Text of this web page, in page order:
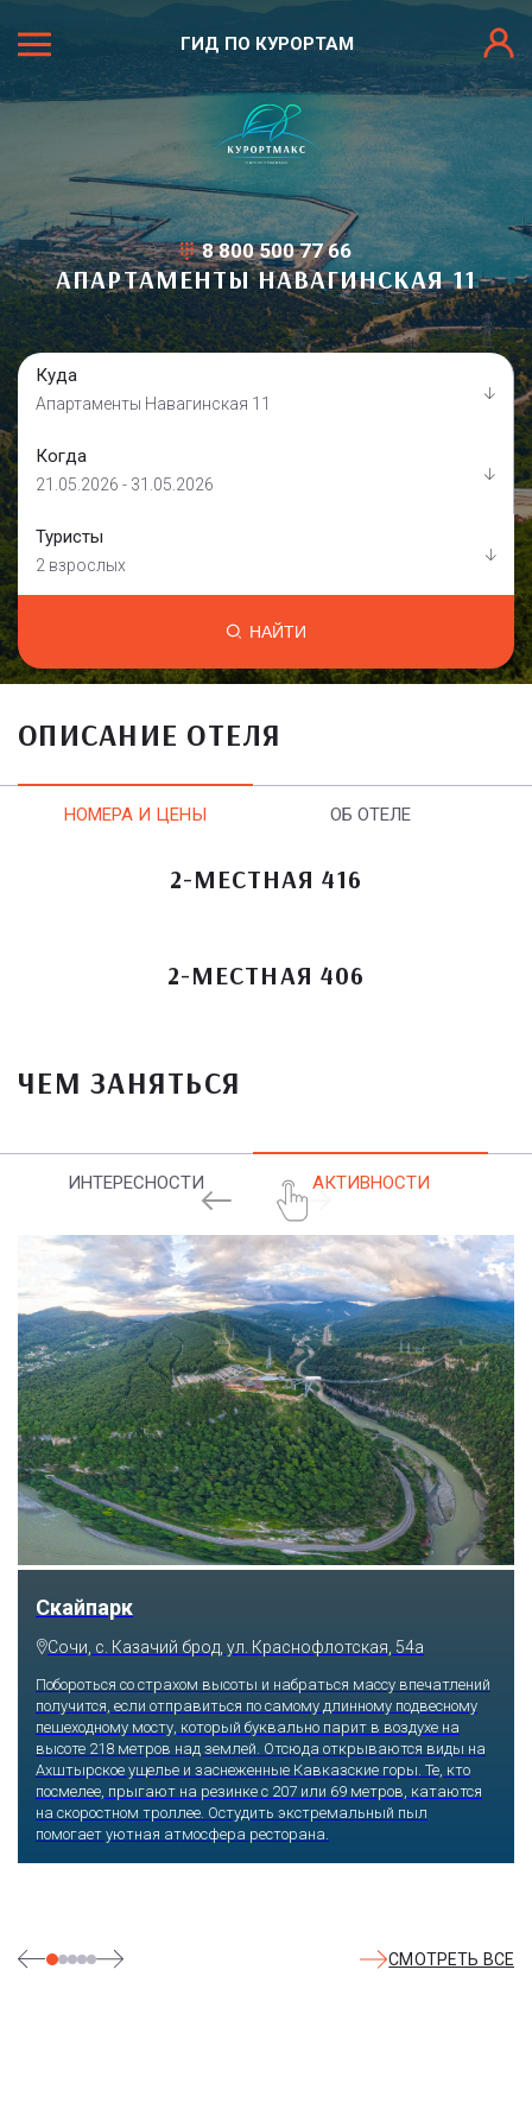
ГИД ПО КУРОРТАМ
8 800 500 77 66
АПАРТАМЕНТЫ НАВАГИНСКАЯ 11
Куда
Апартаменты Навагинская 11
Когда
21.05.2026 - 31.05.2026
Туристы
2 взрослых
НАЙТИ
ОПИСАНИЕ ОТЕЛЯ
НОМЕРА И ЦЕНЫ ОБ ОТЕЛЕ
2-МЕСТНАЯ 416
2-МЕСТНАЯ 406
ЧЕМ ЗАНЯТЬСЯ
ИНТЕРЕСНОСТИ АКТИВНОСТИ
Скайпарк
Сочи, с. Казачий брод, ул. Краснофлотская, 54а
Побороться со страхом высоты и набраться массу впечатлений
получится, если отправиться по самому длинному подвесному
пешеходному мосту, который буквально парит в воздухе на
высоте 218 метров над землей. Отсюда открываются виды на
Ахштырское ущелье и заснеженные Кавказские горы. Те, кто
посмелее, прыгают на резинке с 207 или 69 метров, катаются
на скоростном троллее. Остудить экстремальный пыл
помогает уютная атмосфера ресторана.
СМОТРЕТЬ ВСЕ